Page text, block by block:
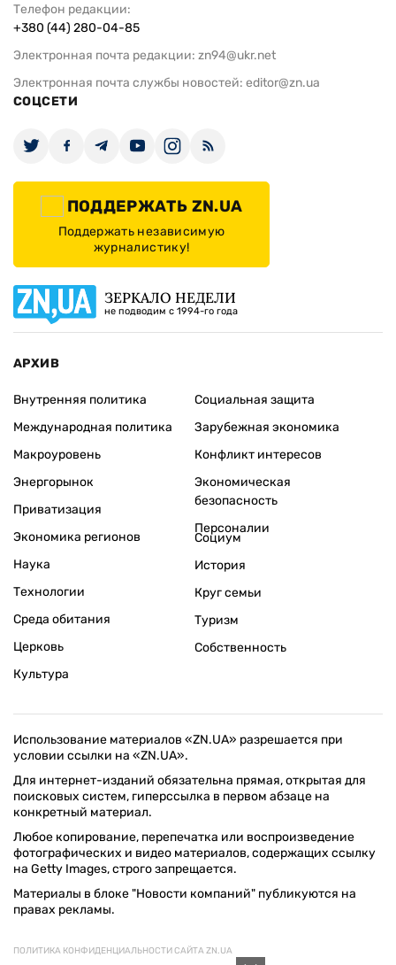
Телефон редакции:
+380 (44) 280-04-85
Электронная почта редакции: zn94@ukr.net
Электронная почта службы новостей: editor@zn.ua
СОЦСЕТИ
ПОДДЕРЖАТЬ ZN.UA
Поддержать независимую
журналистику!
ЗЕРКАЛО НЕДЕЛИ
не подводим с 1994-го года
АРХИВ
Внутренняя политика
Международная политика
Макроуровень
Энергорынок
Приватизация
Экономика регионов
Социальная защита
Зарубежная экономика
Конфликт интересов
Экономическая
безопасность
Персоналии
Наука
Технологии
Среда обитания
Церковь
Культура
Социум
История
Круг семьи
Туризм
Собственность
Использование материалов «ZN.UA» разрешается при
условии ссылки на «ZN.UA».
Для интернет-изданий обязательна прямая, открытая для
поисковых систем, гиперссылка в первом абзаце на
конкретный материал.
Любое копирование, перепечатка или воспроизведение
фотографических и видео материалов, содержащих ссылку
на Getty Images, строго запрещается.
Материалы в блоке "Новости компаний" публикуются на
правах рекламы.
ПОЛИТИКА КОНФИДЕНЦИАЛЬНОСТИ САЙТА ZN.UA